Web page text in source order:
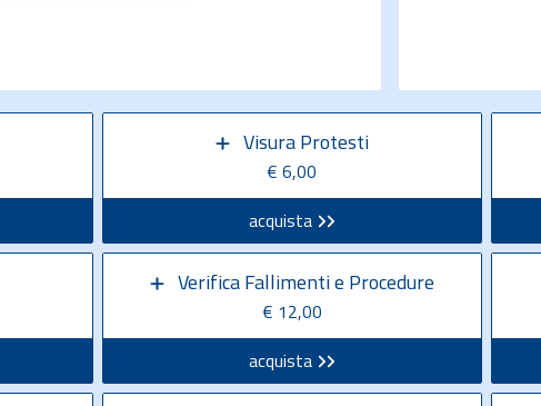
Visura Protesti
€ 6,00
acquista
Verifica Fallimenti e Procedure
€ 12,00
acquista